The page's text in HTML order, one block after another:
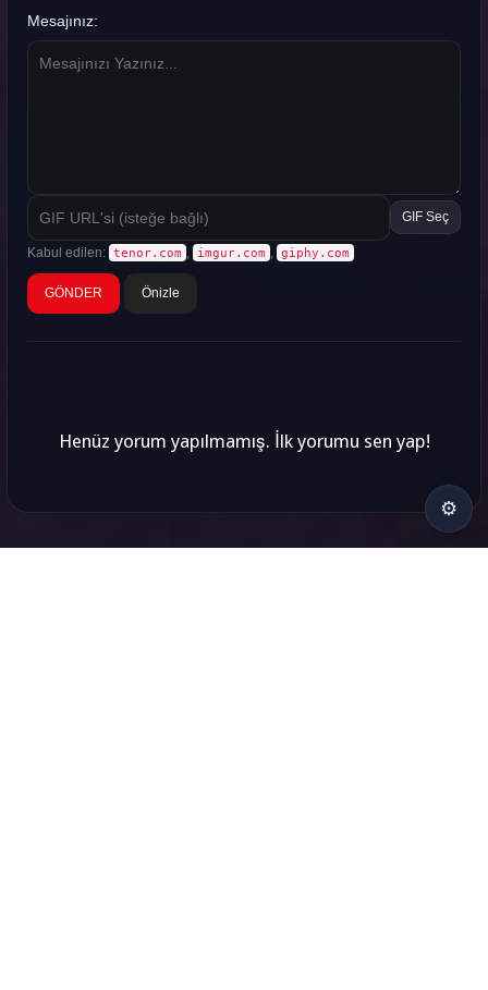
⚙
Mesajınız:
GIF Seç
Kabul edilen: tenor.com imgur.com giphy.com
Önizle
Henüz yorum yapılmamış. İlk yorumu sen yap!